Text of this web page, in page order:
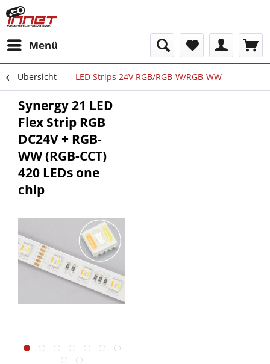
Menü
Übersicht LED Strips 24V RGB/RGB-W/RGB-WW
Synergy 21 LED
Flex Strip RGB
DC24V + RGB-
WW (RGB-CCT)
420 LEDs one
chip